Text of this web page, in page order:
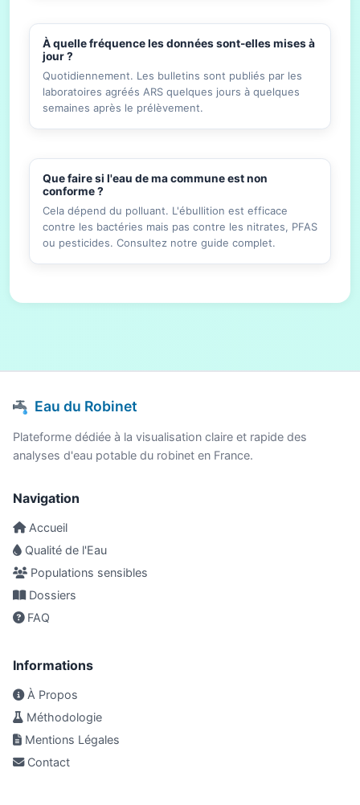
À quelle fréquence les données sont-elles mises à
jour ?
Quotidiennement. Les bulletins sont publiés par les
laboratoires agréés ARS quelques jours à quelques
semaines après le prélèvement.
Que faire si l'eau de ma commune est non
conforme ?
Cela dépend du polluant. L'ébullition est efficace
contre les bactéries mais pas contre les nitrates, PFAS
ou pesticides. Consultez notre guide complet.
Eau du Robinet
Plateforme dédiée à la visualisation claire et rapide des
analyses d'eau potable du robinet en France.
Navigation
Accueil
Qualité de l'Eau
Populations sensibles
Dossiers
FAQ
Informations
À Propos
Méthodologie
Mentions Légales
Contact